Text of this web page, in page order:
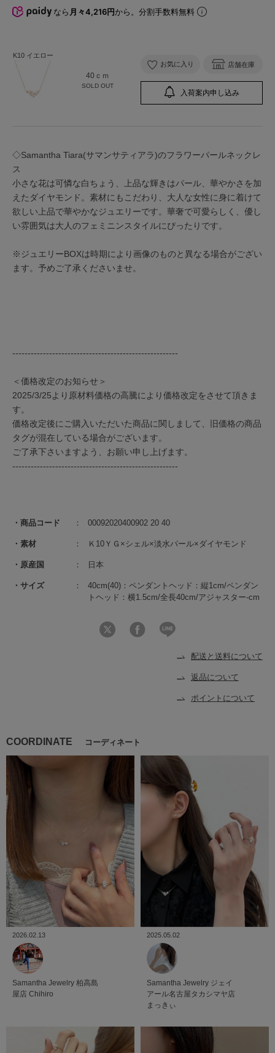
商品コード 00092020400902 20 40
素材 Ｋ10ＹＧ×シェル×淡水パール×ダイヤモンド
原産国 日本
サイズ
40cm(40)：ペンダントヘッド：縦1cm/ペンダン
トヘッド：横1.5cm/全長40cm/アジャスター-cm
なら 月々4,216円から。分割手数料無料
K10 イエロー
40ｃｍ
SOLD OUT
お気に入り 店舗在庫
入荷案内申し込み
配送と送料について
返品について
ポイントについて
COORDINATE コーディネート
2026.02.13
Samantha Jewelry 柏高島
屋店 Chihiro
2025.05.02
Samantha Jewelry ジェイ
アール名古屋タカシマヤ店
まっきぃ
◇Samantha Tiara(サマンサティアラ)のフラワーパールネックレ
ス
小さな花は可憐な白ちょう、上品な輝きはパール、華やかさを加
えたダイヤモンド。素材にもこだわり、大人な女性に身に着けて
欲しい上品で華やかなジュエリーです。華奢で可愛らしく、優し
い雰囲気は大人のフェミニンスタイルにぴったりです。
※ジュエリーBOXは時期により画像のものと異なる場合がござい
ます。予めご了承くださいませ。
------------------------------------------------------
＜価格改定のお知らせ＞
2025/3/25より原材料価格の高騰により価格改定をさせて頂きま
す。
価格改定後にご購入いただいた商品に関しまして、旧価格の商品
タグが混在している場合がございます。
ご了承下さいますよう、お願い申し上げます。
------------------------------------------------------